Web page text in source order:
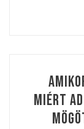
miért